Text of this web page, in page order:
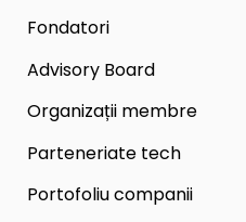
Fondatori
Advisory Board
Organizații membre
Parteneriate tech
Portofoliu companii